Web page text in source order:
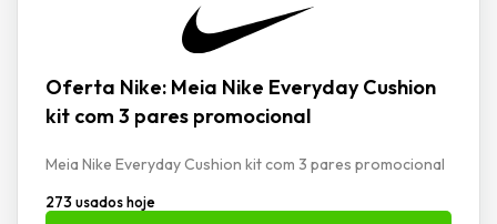
Oferta Nike: Meia Nike Everyday Cushion
kit com 3 pares promocional
Meia Nike Everyday Cushion kit com 3 pares promocional
273 usados hoje